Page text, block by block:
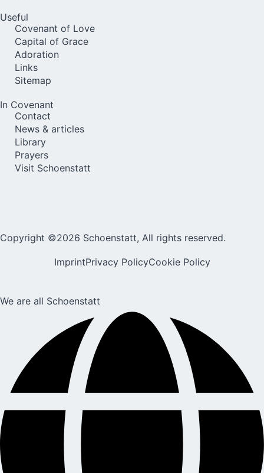
Useful
Covenant of Love
Capital of Grace
Adoration
Links
Sitemap
In Covenant
Contact
News & articles
Library
Prayers
Visit Schoenstatt
Copyright ©2026 Schoenstatt, All rights reserved.
ImprintPrivacy PolicyCookie Policy
We are all Schoenstatt